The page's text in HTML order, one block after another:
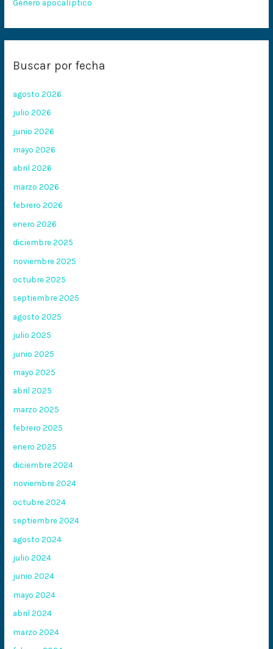
Género apocalíptico
Buscar por fecha
agosto 2026
julio 2026
junio 2026
mayo 2026
abril 2026
marzo 2026
febrero 2026
enero 2026
diciembre 2025
noviembre 2025
octubre 2025
septiembre 2025
agosto 2025
julio 2025
junio 2025
mayo 2025
abril 2025
marzo 2025
febrero 2025
enero 2025
diciembre 2024
noviembre 2024
octubre 2024
septiembre 2024
agosto 2024
julio 2024
junio 2024
mayo 2024
abril 2024
marzo 2024